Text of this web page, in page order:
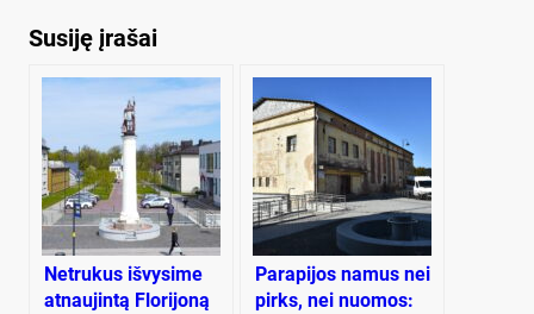
Susiję įrašai
Netrukus išvysime
atnaujintą Florijoną
Pa­ra­pi­jos na­mus nei
pirks, nei nuo­mos: